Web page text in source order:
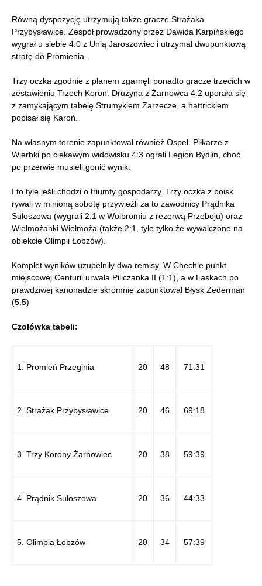
Równą dyspozycję utrzymują także gracze Strażaka
Przybysławice. Zespół prowadzony przez Dawida Karpińskiego
wygrał u siebie 4:0 z Unią Jaroszowiec i utrzymał dwupunktową
stratę do Promienia.
Trzy oczka zgodnie z planem zgarnęli ponadto gracze trzecich w
zestawieniu Trzech Koron. Drużyna z Żarnowca 4:2 uporała się
z zamykającym tabelę Strumykiem Zarzecze, a hattrickiem
popisał się Karoń.
Na własnym terenie zapunktował również Ospel. Piłkarze z
Wierbki po ciekawym widowisku 4:3 ograli Legion Bydlin, choć
po przerwie musieli gonić wynik.
I to tyle jeśli chodzi o triumfy gospodarzy. Trzy oczka z boisk
rywali w minioną sobotę przywieźli za to zawodnicy Prądnika
Sułoszowa (wygrali 2:1 w Wolbromiu z rezerwą Przeboju) oraz
Wielmożanki Wielmoża (także 2:1, tyle tylko że wywalczone na
obiekcie Olimpii Łobzów).
Komplet wyników uzupełniły dwa remisy. W Chechle punkt
miejscowej Centurii urwała Piliczanka II (1:1), a w Laskach po
prawdziwej kanonadzie skromnie zapunktował Błysk Zederman
(5:5)
Czołówka tabeli:
1. Promień Przeginia 20 48 71:31
2. Strażak Przybysławice 20 46 69:18
3. Trzy Korony Żarnowiec 20 38 59:39
4. Prądnik Sułoszowa 20 36 44:33
5. Olimpia Łobzów 20 34 57:39